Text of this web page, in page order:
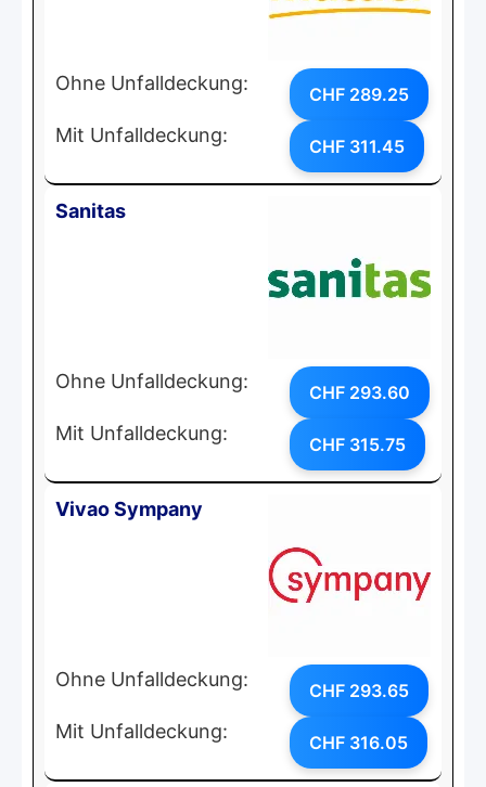
Ohne Unfalldeckung: CHF 289.25
Mit Unfalldeckung: CHF 311.45
Sanitas
Ohne Unfalldeckung: CHF 293.60
Mit Unfalldeckung: CHF 315.75
Vivao Sympany
Ohne Unfalldeckung: CHF 293.65
Mit Unfalldeckung: CHF 316.05